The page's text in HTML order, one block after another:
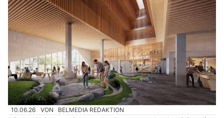
10.06.26 VON BELMEDIA REDAKTION